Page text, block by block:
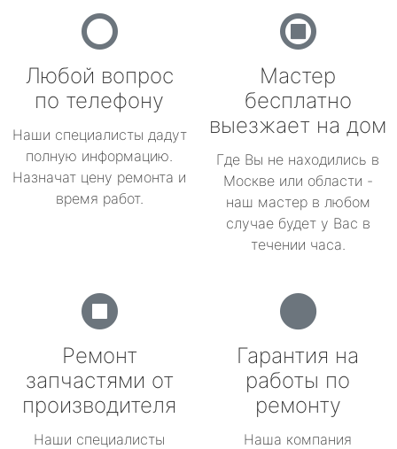
Любой вопрос
по телефону
Наши специалисты дадут
полную информацию.
Назначат цену ремонта и
время работ.
Мастер
бесплатно
выезжает на дом
Где Вы не находились в
Москве или области -
наш мастер в любом
случае будет у Вас в
течении часа.
Ремонт
запчастями от
производителя
Наши специалисты
Гарантия на
работы по
ремонту
Наша компания